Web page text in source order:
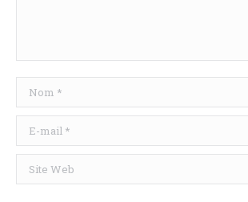
Nom *
E-mail *
Site Web